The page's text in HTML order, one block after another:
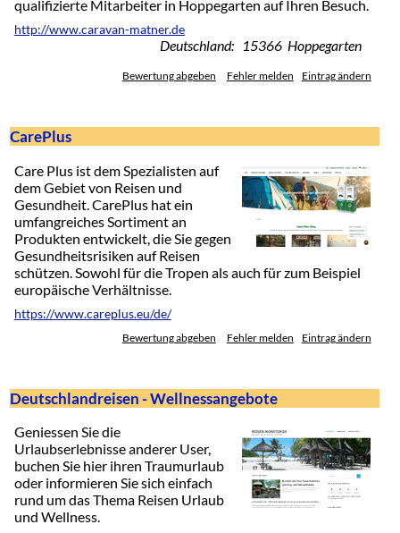
qualifizierte Mitarbeiter in Hoppegarten auf Ihren Besuch.
http://www.caravan-matner.de
Deutschland: 15366 Hoppegarten
Bewertung abgeben Fehler melden Eintrag ändern
CarePlus
Care Plus ist dem Spezialisten auf
dem Gebiet von Reisen und
Gesundheit. CarePlus hat ein
umfangreiches Sortiment an
Produkten entwickelt, die Sie gegen
Gesundheitsrisiken auf Reisen
schützen. Sowohl für die Tropen als auch für zum Beispiel
europäische Verhältnisse.
https://www.careplus.eu/de/
Bewertung abgeben Fehler melden Eintrag ändern
Deutschlandreisen - Wellnessangebote
Geniessen Sie die
Urlaubserlebnisse anderer User,
buchen Sie hier ihren Traumurlaub
oder informieren Sie sich einfach
rund um das Thema Reisen Urlaub
und Wellness.